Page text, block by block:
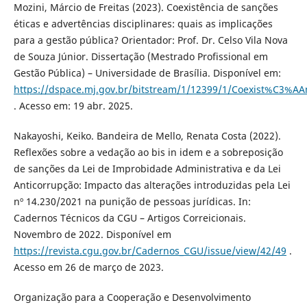
Mozini, Márcio de Freitas (2023). Coexistência de sanções
éticas e advertências disciplinares: quais as implicações
para a gestão pública? Orientador: Prof. Dr. Celso Vila Nova
de Souza Júnior. Dissertação (Mestrado Profissional em
Gestão Pública) – Universidade de Brasília. Disponível em:
https://dspace.mj.gov.br/bitstream/1/12399/1/
. Acesso em: 19 abr. 2025.
Nakayoshi, Keiko. Bandeira de Mello, Renata Costa (2022).
Reflexões sobre a vedação ao bis in idem e a sobreposição
de sanções da Lei de Improbidade Administrativa e da Lei
Anticorrupção: Impacto das alterações introduzidas pela Lei
nº 14.230/2021 na punição de pessoas jurídicas. In:
Cadernos Técnicos da CGU – Artigos Correicionais.
Novembro de 2022. Disponível em
https://revista.cgu.gov.br/Cadernos_CGU/issue/view/42/49 .
Acesso em 26 de março de 2023.
Organização para a Cooperação e Desenvolvimento